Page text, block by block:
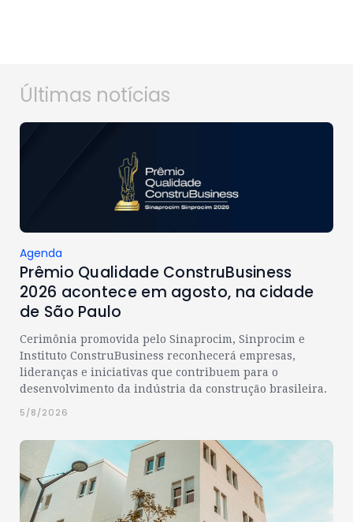
Últimas notícias
Agenda
Prêmio Qualidade ConstruBusiness
2026 acontece em agosto, na cidade
de São Paulo
Cerimônia promovida pelo Sinaprocim, Sinprocim e
Instituto ConstruBusiness reconhecerá empresas,
lideranças e iniciativas que contribuem para o
desenvolvimento da indústria da construção brasileira.
5/8/2026